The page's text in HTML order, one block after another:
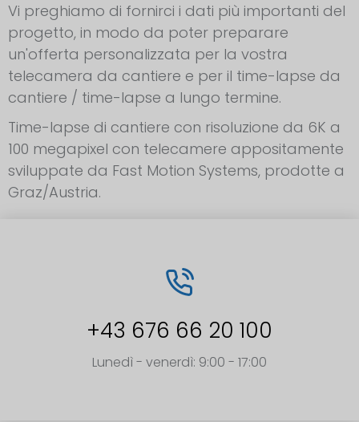
Vi preghiamo di fornirci i dati più importanti del
progetto, in modo da poter preparare
un'offerta personalizzata per la vostra
telecamera da cantiere e per il time-lapse da
cantiere / time-lapse a lungo termine.
Time-lapse di cantiere con risoluzione da 6K a
100 megapixel con telecamere appositamente
sviluppate da Fast Motion Systems, prodotte a
Graz/Austria.
+43 676 66 20 100
Lunedì - venerdì: 9:00 - 17:00